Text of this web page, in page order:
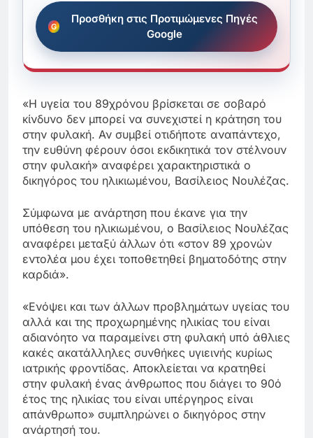
Προσθήκη στις Προτιμώμενες Πηγές
Google
«Η υγεία του 89χρόνου βρίσκεται σε σοβαρό
κίνδυνο δεν μπορεί να συνεχιστεί η κράτηση του
στην φυλακή. Αν συμβεί οτιδήποτε αναπάντεχο,
την ευθύνη φέρουν όσοι εκδικητικά τον στέλνουν
στην φυλακή» αναφέρει χαρακτηριστικά ο
δικηγόρος του ηλικιωμένου, Βασίλειος Νουλέζας.
Σύμφωνα με ανάρτηση που έκανε για την
υπόθεση του ηλικιωμένου, ο Βασίλειος Νουλέζας
αναφέρει μεταξύ άλλων ότι «στον 89 χρονών
εντολέα μου έχει τοποθετηθεί βηματοδότης στην
καρδιά».
«Ενόψει και των άλλων προβλημάτων υγείας του
αλλά και της προχωρημένης ηλικίας του είναι
αδιανόητο να παραμείνει στη φυλακή υπό άθλιες
κακές ακατάλληλες συνθήκες υγιεινής κυρίως
ιατρικής φροντίδας. Αποκλείεται να κρατηθεί
στην φυλακή ένας άνθρωπος που διάγει το 90ό
έτος της ηλικίας του είναι υπέργηρος είναι
απάνθρωπο» συμπληρώνει ο δικηγόρος στην
ανάρτησή του.